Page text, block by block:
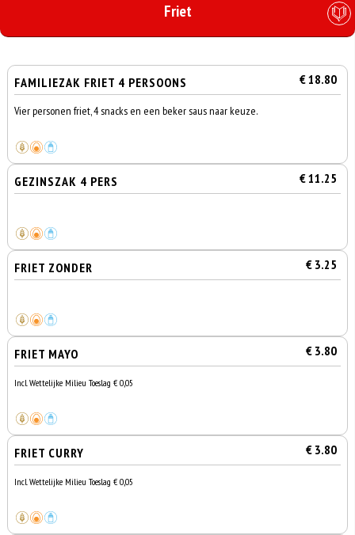
Friet
FAMILIEZAK FRIET 4 PERSOONS € 18.80
Vier personen friet, 4 snacks en een beker saus naar keuze.
GEZINSZAK 4 PERS € 11.25
FRIET ZONDER € 3.25
FRIET MAYO € 3.80
Incl. Wettelijke Milieu Toeslag € 0,05
FRIET CURRY € 3.80
Incl. Wettelijke Milieu Toeslag € 0,05